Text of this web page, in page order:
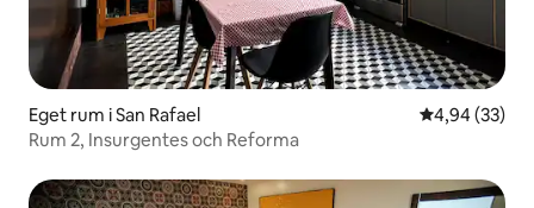
Eget rum i San Rafael 4,94 av 5 i
4,94 (33)
Rum 2, Insurgentes och Reforma